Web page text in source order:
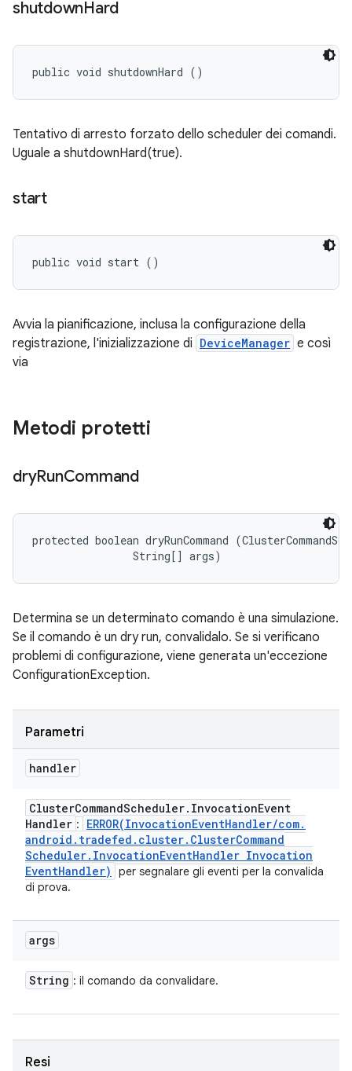
shutdownHard
public void shutdownHard ()
Tentativo di arresto forzato dello scheduler dei comandi.
Uguale a shutdownHard(true).
start
public void start ()
Avvia la pianificazione, inclusa la configurazione della
registrazione, l'inizializzazione di DeviceManager e così
via
Metodi protetti
dryRunCommand
protected boolean dryRunCommand
                String[] args)
Determina se un determinato comando è una simulazione.
Se il comando è un dry run, convalidalo. Se si verificano
problemi di configurazione, viene generata un'eccezione
ConfigurationException.
Parametri
handler
ClusterCommandScheduler. InvocationEvent
Handler : ERROR(InvocationEventHandler/com.
android . tradefed . cluster. ClusterCommand
Scheduler. InvocationEventHandler Invocation
EventHandler)
per segnalare gli eventi per la convalida
di prova.
args
String : il comando da convalidare.
Resi